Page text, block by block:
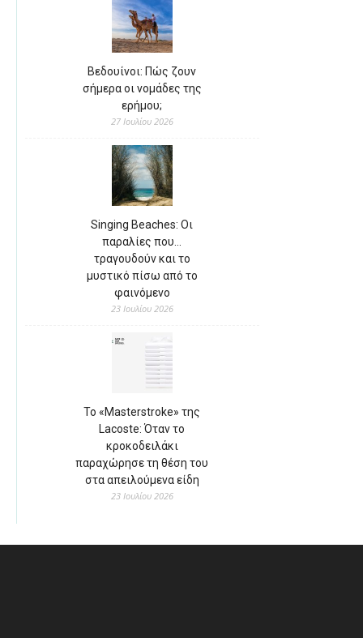
Βεδουίνοι: Πώς ζουν
σήμερα οι νομάδες της
ερήμου;
27 Ιουλίου 2026
Singing Beaches: Οι
παραλίες που…
τραγουδούν και το
μυστικό πίσω από το
φαινόμενο
23 Ιουλίου 2026
Το «Masterstroke» της
Lacoste: Όταν το
κροκοδειλάκι
παραχώρησε τη θέση του
στα απειλούμενα είδη
23 Ιουλίου 2026